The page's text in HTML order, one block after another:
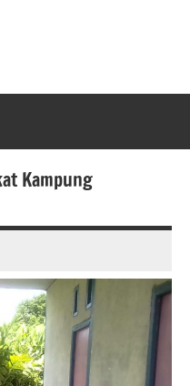
Kampung